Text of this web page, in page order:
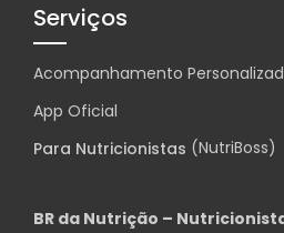
Serviços
Acompanhamento
App Oficial
Para Nutricionistas (NutriBoss)
BR da Nutrição –